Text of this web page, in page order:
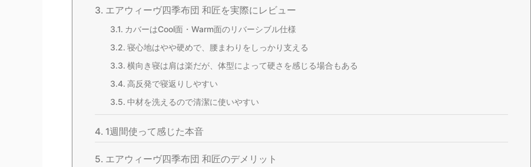
エアウィーヴ四季布団 和匠を実際にレビュー
カバーはCool面・Warm面のリバーシブル仕様
寝心地はやや硬めで、腰まわりをしっかり支える
横向き寝は肩は楽だが、体型によって硬さを感じる場合もある
高反発で寝返りしやすい
中材を洗えるので清潔に使いやすい
1週間使って感じた本音
エアウィーヴ四季布団 和匠のデメリット